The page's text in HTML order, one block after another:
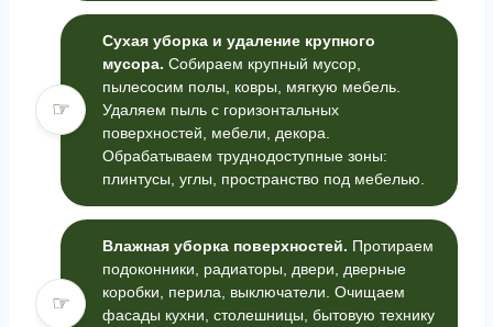
☞
Сухая уборка и удаление крупного
мусора. Собираем крупный мусор,
пылесосим полы, ковры, мягкую мебель.
Удаляем пыль с горизонтальных
поверхностей, мебели, декора.
Обрабатываем труднодоступные зоны:
плинтусы, углы, пространство под мебелью.
☞
Влажная уборка поверхностей. Протираем
подоконники, радиаторы, двери, дверные
коробки, перила, выключатели. Очищаем
фасады кухни, столешницы, бытовую технику